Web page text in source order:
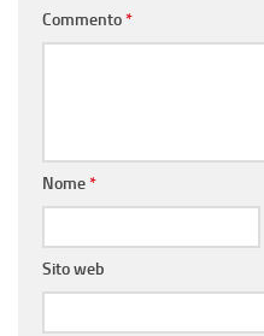
Commento*
Nome*
Sito web